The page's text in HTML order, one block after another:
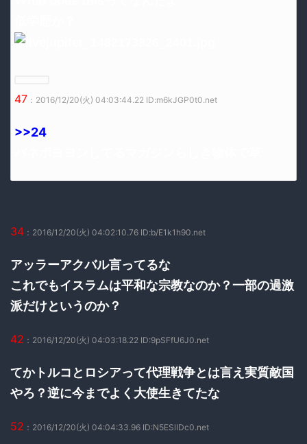
47 ：2016/12/20(火) 04:03:44.22 ID:m6kJGP0t0.net
>>24
34 ：2016/12/20(火) 04:02:10.76 ID:b/E1k1h90.net
アッラーアクバル言ってるな
これでもイスラムは平和な宗教なのか？一部の過激
派だけというのか？
42 ：2016/12/20(火) 04:03:18.22 ID:9pSFfU6J0.net
てかトルコとロシアって代理戦争とは言え実質敵国
やろ？逆に今までよく大使生きてたな
52 ：2016/12/20(火) 04:04:33.96 ID:N5ESlIDc0.net